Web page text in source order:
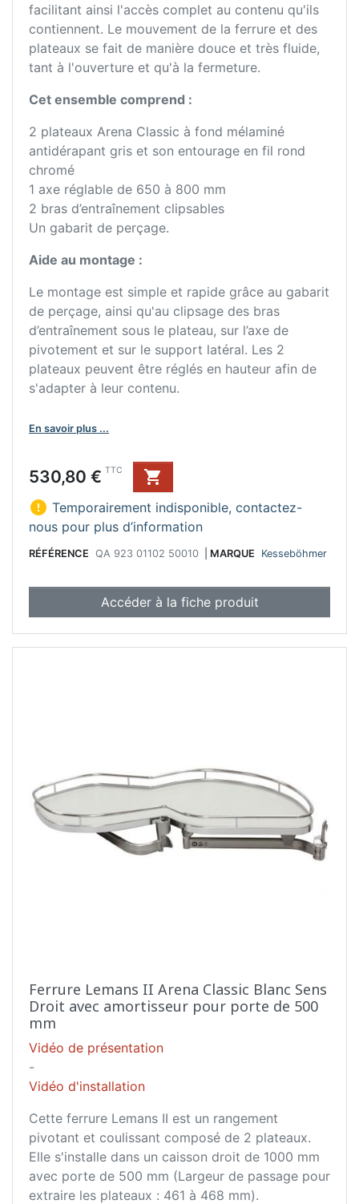
facilitant ainsi l'accès complet au contenu qu'ils
contiennent. Le mouvement de la ferrure et des
plateaux se fait de manière douce et très fluide,
tant à l'ouverture et qu'à la fermeture.
Cet ensemble comprend :
2 plateaux Arena Classic à fond mélaminé
antidérapant gris et son entourage en fil rond
chromé
1 axe réglable de 650 à 800 mm
2 bras d’entraînement clipsables
Un gabarit de perçage.
Aide au montage :
Le montage est simple et rapide grâce au gabarit
de perçage, ainsi qu'au clipsage des bras
d’entraînement sous le plateau, sur l’axe de
pivotement et sur le support latéral. Les 2
plateaux peuvent être réglés en hauteur afin de
s'adapter à leur contenu.
En savoir plus ...
Prix
530,80 € TTC

 Temporairement indisponible, contactez-
nous pour plus d’information
RÉFÉRENCE QA 923 01102 50010 MARQUE Kesseböhmer
Accéder à la fiche produit
Ferrure Lemans II Arena Classic Blanc Sens
Droit avec amortisseur pour porte de 500
mm
Vidéo de présentation
-
Vidéo d'installation
Cette ferrure Lemans II est un rangement
pivotant et coulissant composé de 2 plateaux.
Elle s'installe dans un caisson droit de 1000 mm
avec porte de 500 mm (Largeur de passage pour
extraire les plateaux : 461 à 468 mm).